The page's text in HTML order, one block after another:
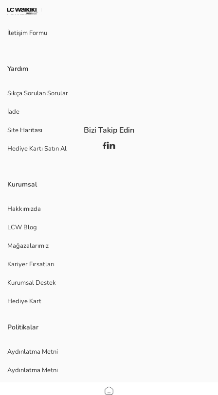
İletişim Formu
Yardım
Sıkça Sorulan Sorular
İade
Site Haritası
Hediye Kartı Satın Al
Kurumsal
Hakkımızda
LCW Blog
Mağazalarımız
Kariyer Fırsatları
Kurumsal Destek
Hediye Kart
Politikalar
Aydınlatma Metni
Aydınlatma Metni
Bizi Takip Edin